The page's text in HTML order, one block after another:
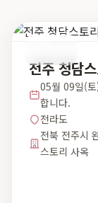
전주 청담
05월 09일(
합니다.
전라도
전북 전주시
스토리 사옥